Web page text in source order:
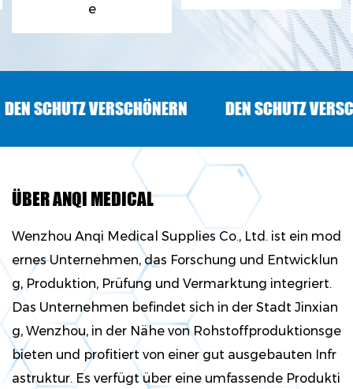
e
VERSCHÖNERN DEN SCHUTZ
ÜBER ANQI MEDICAL
Wenzhou Anqi Medical Supplies Co., Ltd. ist ein mod
ernes Unternehmen, das Forschung und Entwicklun
g, Produktion, Prüfung und Vermarktung integriert.
Das Unternehmen befindet sich in der Stadt Jinxian
g, Wenzhou, in der Nähe von Rohstoffproduktionsge
bieten und profitiert von einer gut ausgebauten Infr
astruktur. Es verfügt über eine umfassende Produkti